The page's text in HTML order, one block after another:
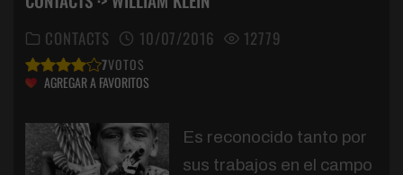
CONTACTS 10/07/2016 12779
7VOTOS
AGREGAR A FAVORITOS
Es reconocido tanto por
sus trabajos en el campo